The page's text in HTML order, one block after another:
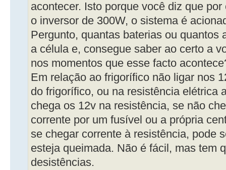
acontecer. Isto porque você diz que
o inversor de 300W, o sistema é
Pergunto, quantas baterias ou quantos
a célula e, consegue saber ao certo a
nos momentos que esse facto
Em relação ao frigorífico não ligar nos
do frigorífico, ou na resistência elétrica
chega os 12v na resistência, se não
corrente por um fusível ou a própria
se chegar corrente à resistência, pode
esteja queimada. Não é fácil, mas tem
desistências.